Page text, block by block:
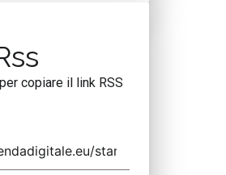
copiare il link RSS